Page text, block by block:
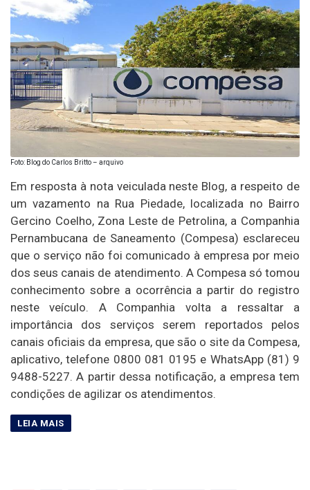
Foto: Blog do Carlos Britto – arquivo
Em resposta à nota veiculada neste Blog, a respeito de
um vazamento na Rua Piedade, localizada no Bairro
Gercino Coelho, Zona Leste de Petrolina, a Companhia
Pernambucana de Saneamento (Compesa) esclareceu
que o serviço não foi comunicado à empresa por meio
dos seus canais de atendimento. A Compesa só tomou
conhecimento sobre a ocorrência a partir do registro
neste veículo. A Companhia volta a ressaltar a
importância dos serviços serem reportados pelos
canais oficiais da empresa, que são o site da Compesa,
aplicativo, telefone 0800 081 0195 e WhatsApp (81) 9
9488-5227. A partir dessa notificação, a empresa tem
condições de agilizar os atendimentos.